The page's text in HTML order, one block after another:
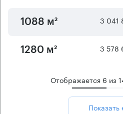
1088 м² 3 041
1280 м² 3 578
Отображается 6 из